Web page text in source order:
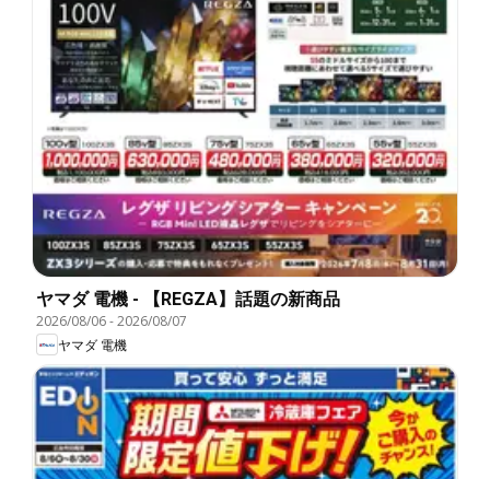
ヤマダ 電機 - 【REGZA】話題の新商品
2026/08/06-2026/08/07
ヤマダ 電機